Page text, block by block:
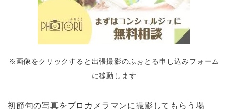
※画像をクリックすると出張撮影のふぉとる申し込みフォーム
に移動します
初節句の写真をプロカメラマンに撮影してもらう場